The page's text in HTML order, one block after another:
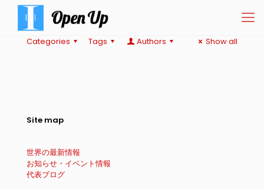
Categories Tags Authors Show all
Site map
世界の最新情報
お知らせ・イベント情報
代表ブログ